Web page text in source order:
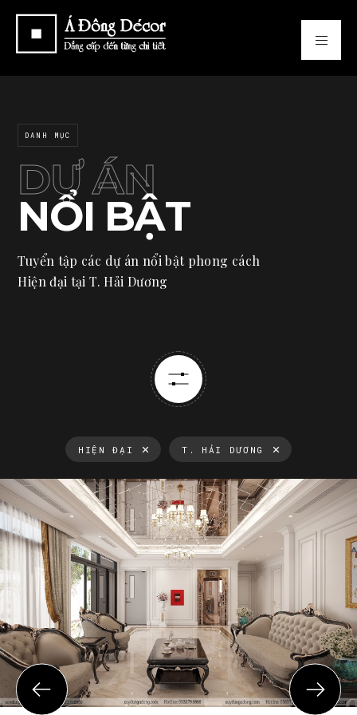
Thông tin luôn cập nhật
Xu hướng thiết kế nội thất mới nhất tại Việt Nam và trên thế
DANH MỤC
DỰ ÁN
NỔI BẬT
Tuyển tập các dự án nổi bật phong cách
Hiện đại tại T. Hải Dương
HIỆN ĐẠI T. HẢI DƯƠNG